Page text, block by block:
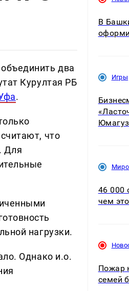
два
Курултая РБ
.
что
Для
нагрузки.
Однако и.о.
В
Игры
46 000
чем
Пожар
семей